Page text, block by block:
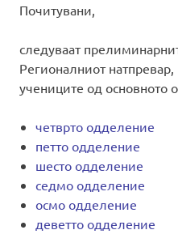
Почитувани,
следуваат
Регионалниот
учениците од основното
четврто одделение
петто одделение
шесто одделение
седмо одделение
осмо одделение
деветто одделение